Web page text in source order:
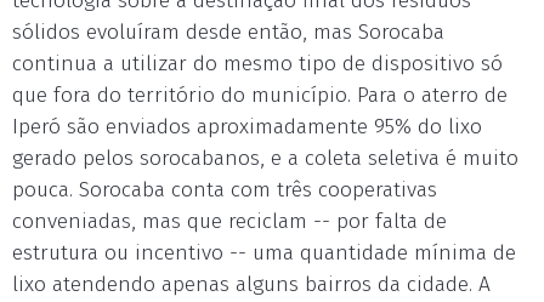
sólidos evoluíram desde então, mas Sorocaba
continua a utilizar do mesmo tipo de dispositivo só
que fora do território do município. Para o aterro de
Iperó são enviados aproximadamente 95% do lixo
gerado pelos sorocabanos, e a coleta seletiva é muito
pouca. Sorocaba conta com três cooperativas
conveniadas, mas que reciclam -- por falta de
estrutura ou incentivo -- uma quantidade mínima de
lixo atendendo apenas alguns bairros da cidade. A